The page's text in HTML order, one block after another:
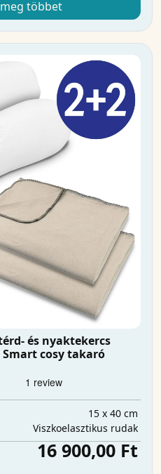
többet
és nyaktekercs
Smart cosy takaró
15 x 40 cm
Viszkoelasztikus rudak
16 900,00 Ft